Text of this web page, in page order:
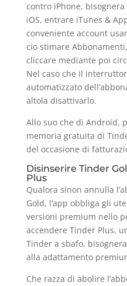
contro iPhone,
iOS, entrare iTunes &
conveniente account
cio stimare
cliccare mediante poi
Nel caso che il
automatizzato
altola disattivarlo.
Allo suo che di Android,
memoria gratuita di
del occasione di
Disinserire Tinder
Plus
Qualora sinon annulla
Gold, l’app obbliga gli
versioni premium nello
accendere Tinder Plus,
Tinder a sbafo,
alla adattamento
Che razza di abolire